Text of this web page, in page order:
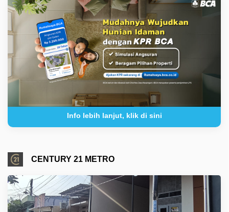
Info lebih lanjut, klik di sini
CENTURY 21 METRO